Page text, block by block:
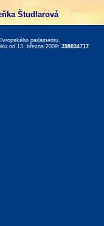
Študlarová
parlamentu,
od 13. března 2009: 398034717